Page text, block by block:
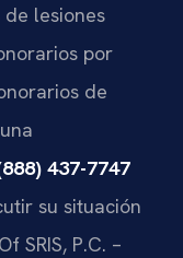
lesiones
por
de
437-7747
su situación
SRIS, P.C. –